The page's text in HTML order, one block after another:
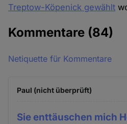
Treptow-Köpenick gewählt
Kommentare (84)
Netiquette für Kommentare
Paul (nicht überprüft)
Sie enttäuschen mich